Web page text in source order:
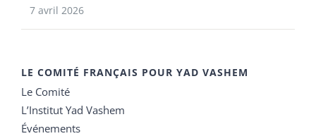
7 avril 2026
LE COMITÉ FRANÇAIS POUR YAD VASHEM
Le Comité
L’Institut Yad Vashem
Événements